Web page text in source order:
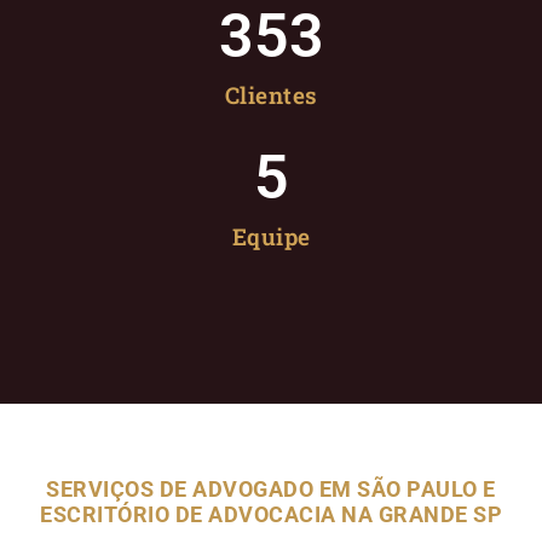
Clientes
353
Equipe
5
SERVIÇOS DE ADVOGADO EM SÃO PAULO E
ESCRITÓRIO DE ADVOCACIA NA GRANDE SP